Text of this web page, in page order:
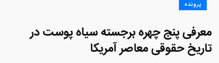
پرونده
معرفی پنج چهره برجسته سیاه پوست در
تاریخ حقوقی معاصر آمریکا